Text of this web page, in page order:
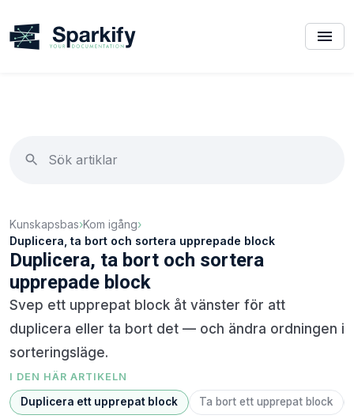
Kunskapsbas›Kom igång›
Duplicera, ta bort och sortera upprepade block
Duplicera, ta bort och sortera
upprepade block
Svep ett upprepat block åt vänster för att
duplicera eller ta bort det — och ändra ordningen i
sorteringsläge.
I DEN HÄR ARTIKELN
Duplicera ett upprepat block Ta bort ett upprepat block